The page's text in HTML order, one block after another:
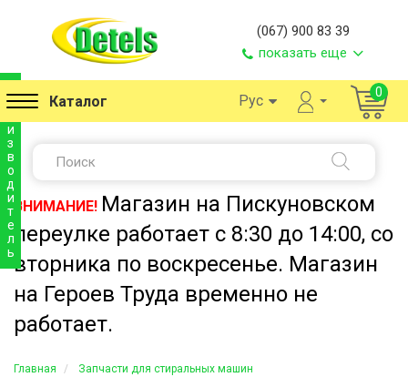
(067) 900 83 39
показать еще
Каталог Рус 0
ВНИМАНИЕ! Магазин на Пискуновском
переулке работает с 8:30 до 14:00, со
вторника по воскресенье. Магазин
на Героев Труда временно не
работает.
Главная
Запчасти для стиральных машин
р
и
з
в
о
д
и
т
е
л
ь